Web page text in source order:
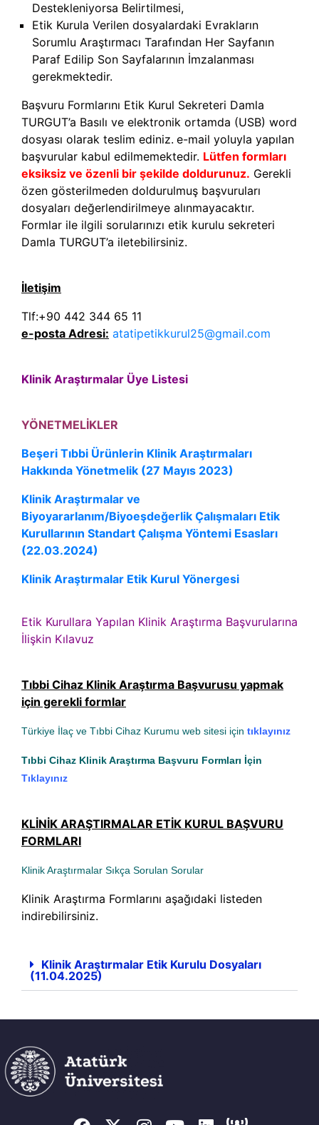
Destekleniyorsa Belirtilmesi,
Etik Kurula Verilen dosyalardaki Evrakların
Sorumlu Araştırmacı Tarafından Her Sayfanın
Paraf Edilip Son Sayfalarının İmzalanması
gerekmektedir.
Başvuru Formlarını Etik Kurul Sekreteri Damla
TURGUT’a Basılı ve elektronik ortamda (USB) word
dosyası olarak teslim ediniz. e-mail yoluyla yapılan
başvurular kabul edilmemektedir. Lütfen formları
eksiksiz ve özenli bir şekilde doldurunuz. Gerekli
özen gösterilmeden doldurulmuş başvuruları
dosyaları değerlendirilmeye alınmayacaktır.
Formlar ile ilgili sorularınızı etik kurulu sekreteri
Damla TURGUT’a iletebilirsiniz.
İletişim
Tlf:+90 442 344 65 11
e-posta Adresi: atatipetikkurul25@gmail.com
Klinik Araştırmalar Üye Listesi
YÖNETMELİKLER
Beşeri Tıbbi Ürünlerin Klinik Araştırmaları
Hakkında Yönetmelik (27 Mayıs 2023)
Klinik Araştırmalar ve
Biyoyararlanım/Biyoeşdeğerlik Çalışmaları Etik
Kurullarının Standart Çalışma Yöntemi Esasları
(22.03.2024)
Klinik Araştırmalar Etik Kurul Yönergesi
Etik Kurullara Yapılan Klinik Araştırma Başvurularına
İlişkin Kılavuz
Tıbbi Cihaz Klinik Araştırma Başvurusu yapmak
için gerekli formlar
Türkiye İlaç ve Tıbbi Cihaz Kurumu web sitesi için tıklayınız
Tıbbi Cihaz Klinik Araştırma Başvuru Formları İçin
Tıklayınız
KLİNİK ARAŞTIRMALAR ETİK KURUL BAŞVURU
FORMLARI
Klinik Araştırmalar Sıkça Sorulan Sorular
Klinik Araştırma Formlarını aşağıdaki listeden
indirebilirsiniz.
Klinik Araştırmalar Etik Kurulu Dosyaları
(11.04.2025)